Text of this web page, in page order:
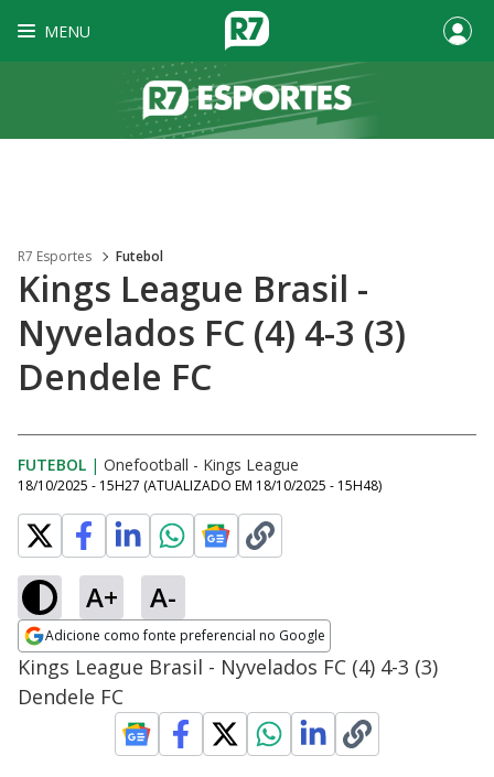
MENU
R7 Esportes Futebol
Kings League Brasil -
Nyvelados FC (4) 4-3 (3)
Dendele FC
FUTEBOL | Onefootball - Kings League
18/10/2025 - 15H27 (ATUALIZADO EM 18/10/2025 - 15H48)
A+ A-
Adicione como fonte preferencial no Google
Opens in new window
Kings League Brasil - Nyvelados FC (4) 4-3 (3)
Dendele FC